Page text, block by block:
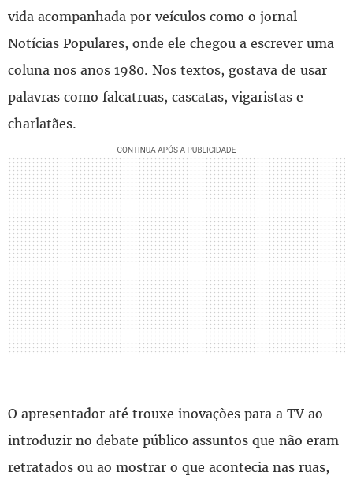
vida acompanhada por veículos como o jornal
Notícias Populares, onde ele chegou a escrever uma
coluna nos anos 1980. Nos textos, gostava de usar
palavras como falcatruas, cascatas, vigaristas e
charlatães.
O apresentador até trouxe inovações para a TV ao
introduzir no debate público assuntos que não eram
retratados ou ao mostrar o que acontecia nas ruas,